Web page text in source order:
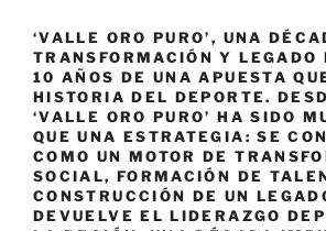
‘VALLE ORO PURO’, UNA
TRANSFORMACIÓN Y LEGADO
10 AÑOS DE UNA APUESTA
HISTORIA DEL DEPORTE.
‘VALLE ORO PURO’ HA SIDO
QUE UNA ESTRATEGIA: SE
COMO UN MOTOR DE
SOCIAL, FORMACIÓN DE
CONSTRUCCIÓN DE UN
DEVUELVE EL LIDERAZGO